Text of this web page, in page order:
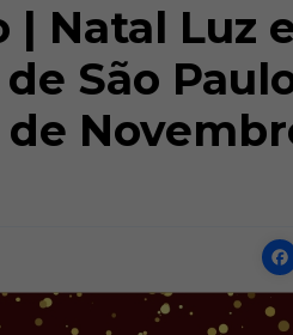
| Natal Luz
São